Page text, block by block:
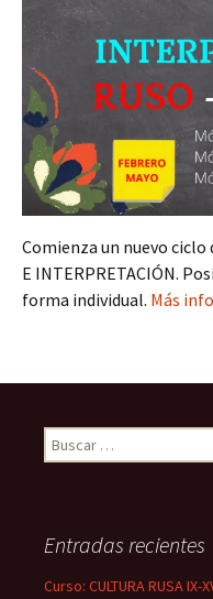
Comienza un nuevo ciclo
E INTERPRETACIÓN.
forma individual. Más
B
u
r
:
Entradas recientes
Curso: CULTURA RUSA IX-